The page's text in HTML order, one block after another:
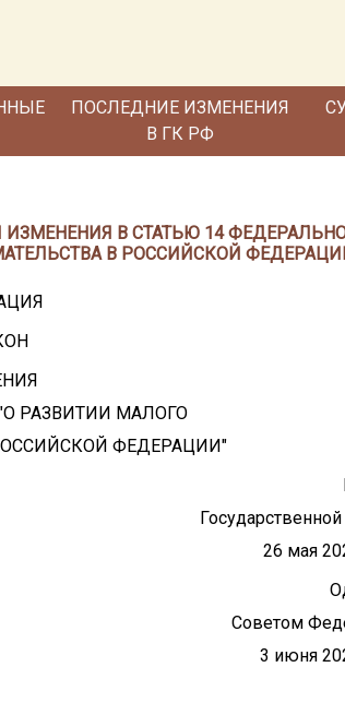
ПОСЛЕДНИЕ ИЗМЕНЕНИЯ
В ГК РФ
ИЗМЕНЕНИЯ В СТАТЬЮ 14
В РОССИЙСКОЙ
РАЗВИТИИ МАЛОГО
ФЕДЕРАЦИИ"
26 мая
Советом
3 июня